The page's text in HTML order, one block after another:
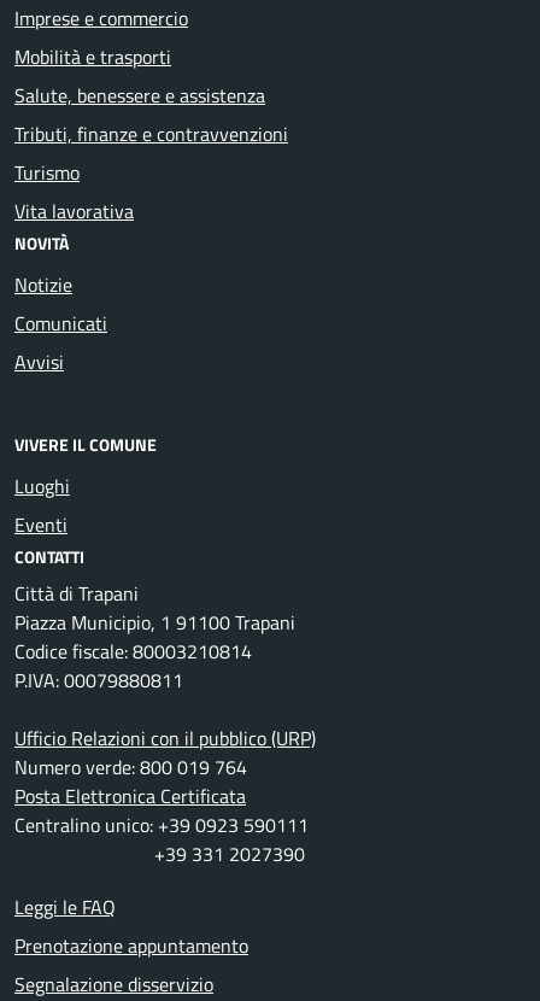
Imprese e commercio
Mobilità e trasporti
Salute, benessere e assistenza
Tributi, finanze e contravvenzioni
Turismo
Vita lavorativa
NOVITÀ
Notizie
Comunicati
Avvisi
VIVERE IL COMUNE
Luoghi
Eventi
CONTATTI
Città di Trapani
Piazza Municipio, 1 91100 Trapani
Codice fiscale: 80003210814
P.IVA: 00079880811
Ufficio Relazioni con il pubblico (URP)
Numero verde: 800 019 764
Posta Elettronica Certificata
Centralino unico: +39 0923 590111
+39 331 2027390
Leggi le FAQ
Prenotazione appuntamento
Segnalazione disservizio